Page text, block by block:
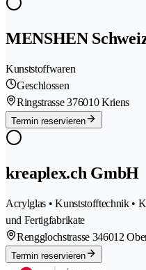
MENSHEN
Kunststoffwaren
Geschlossen
Ringstrasse 376010 Kriens
Termin reservieren
kreaplex.ch GmbH
Acrylglas • Kunststofftechnik •
und Fertigfabrikate
Rengglochstrasse 346012
Termin reservieren